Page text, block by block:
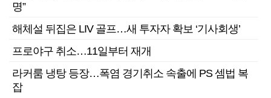
명”
해체설 뒤집은 LIV 골프…새 투자자 확보 ‘기사회생’
프로야구 취소…11일부터 재개
라커룸 냉탕 등장…폭염 경기취소 속출에 PS 셈법 복
잡